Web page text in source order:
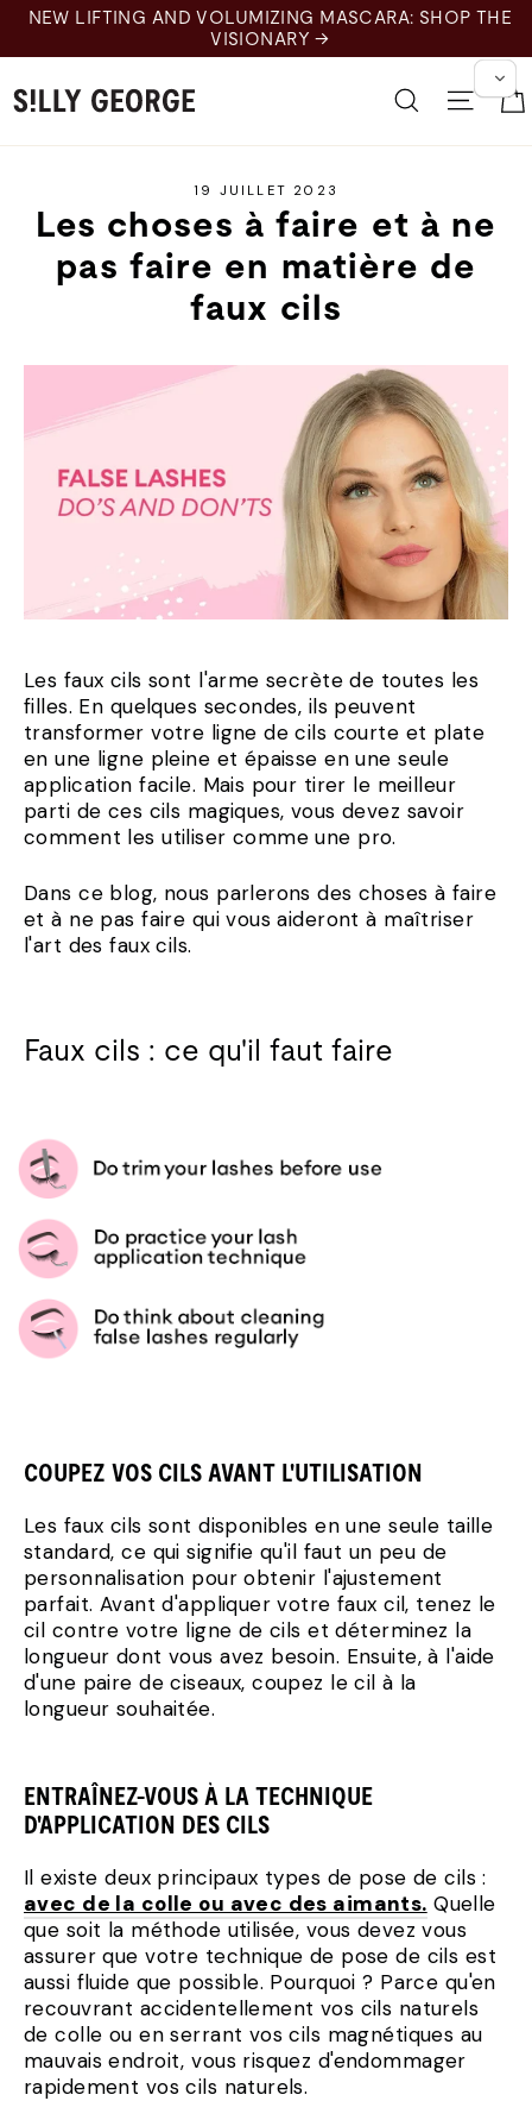
Skip
content
NEW LIFTING AND VOLUMIZING MASCARA: SHOP THE
VISIONARY →
Recherche
19 JUILLET 2023
Les choses à faire et à ne
pas faire en matière de
faux cils
Les faux cils sont l'arme secrète de toutes les
filles. En quelques secondes, ils peuvent
transformer votre ligne de cils courte et plate
en une ligne pleine et épaisse en une seule
application facile. Mais pour tirer le meilleur
parti de ces cils magiques, vous devez savoir
comment les utiliser comme une pro.
Dans ce blog, nous parlerons des choses à faire
et à ne pas faire qui vous aideront à maîtriser
l'art des faux cils.
Faux cils : ce qu'il faut faire
COUPEZ VOS CILS AVANT L'UTILISATION
Les faux cils sont disponibles en une seule taille
standard, ce qui signifie qu'il faut un peu de
personnalisation pour obtenir l'ajustement
parfait. Avant d'appliquer votre faux cil, tenez le
cil contre votre ligne de cils et déterminez la
longueur dont vous avez besoin. Ensuite, à l'aide
d'une paire de ciseaux, coupez le cil à la
longueur souhaitée.
ENTRAÎNEZ-VOUS À LA TECHNIQUE
D'APPLICATION DES CILS
Il existe deux principaux types de pose de cils :
avec de la colle ou avec des aimants. Quelle
que soit la méthode utilisée, vous devez vous
assurer que votre technique de pose de cils est
aussi fluide que possible. Pourquoi ? Parce qu'en
recouvrant accidentellement vos cils naturels
de colle ou en serrant vos cils magnétiques au
mauvais endroit, vous risquez d'endommager
rapidement vos cils naturels.